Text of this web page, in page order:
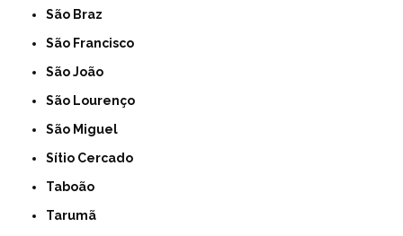
São Braz
São Francisco
São João
São Lourenço
São Miguel
Sítio Cercado
Taboão
Tarumã